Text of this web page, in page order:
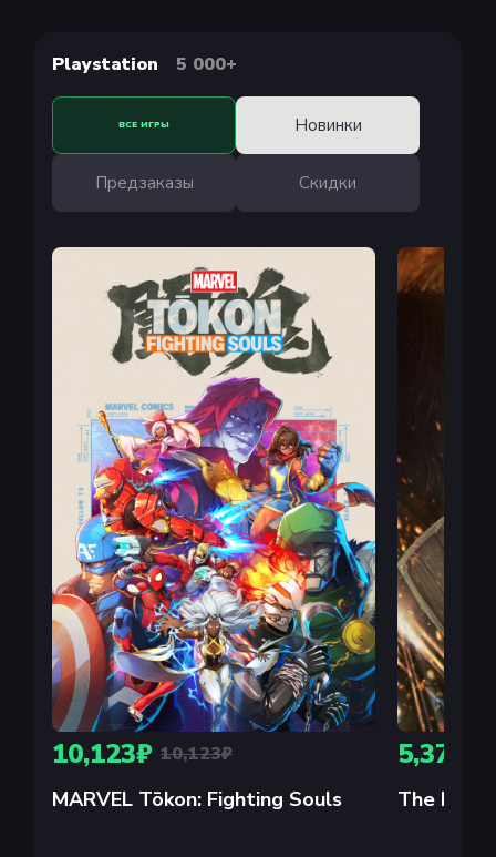
Playstation 5 000+
ВСЕ ИГРЫ Новинки
Предзаказы Скидки
10,123₽ 10,123₽
MARVEL Tōkon: Fighting Souls
5,373₽
The